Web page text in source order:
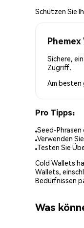
Schützen Sie
Sichere,
Zugriff.
Am
Pro Tipps:
Seed-
Verwenden
Testen Sie
Cold Wallets
Wallets,
Bedürfnissen
Was